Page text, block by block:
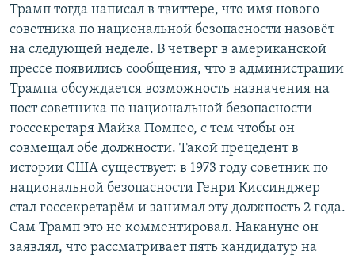
Трамп тогда написал в твиттере, что имя нового
советника по национальной безопасности назовёт
на следующей неделе. В четверг в американской
прессе появились сообщения, что в администрации
Трампа обсуждается возможность назначения на
пост советника по национальной безопасности
госсекретаря Майка Помпео, с тем чтобы он
совмещал обе должности. Такой прецедент в
истории США существует: в 1973 году советник по
национальной безопасности Генри Киссинджер
стал госсекретарём и занимал эту должность 2 года.
Сам Трамп это не комментировал. Накануне он
заявлял, что рассматривает пять кандидатур на